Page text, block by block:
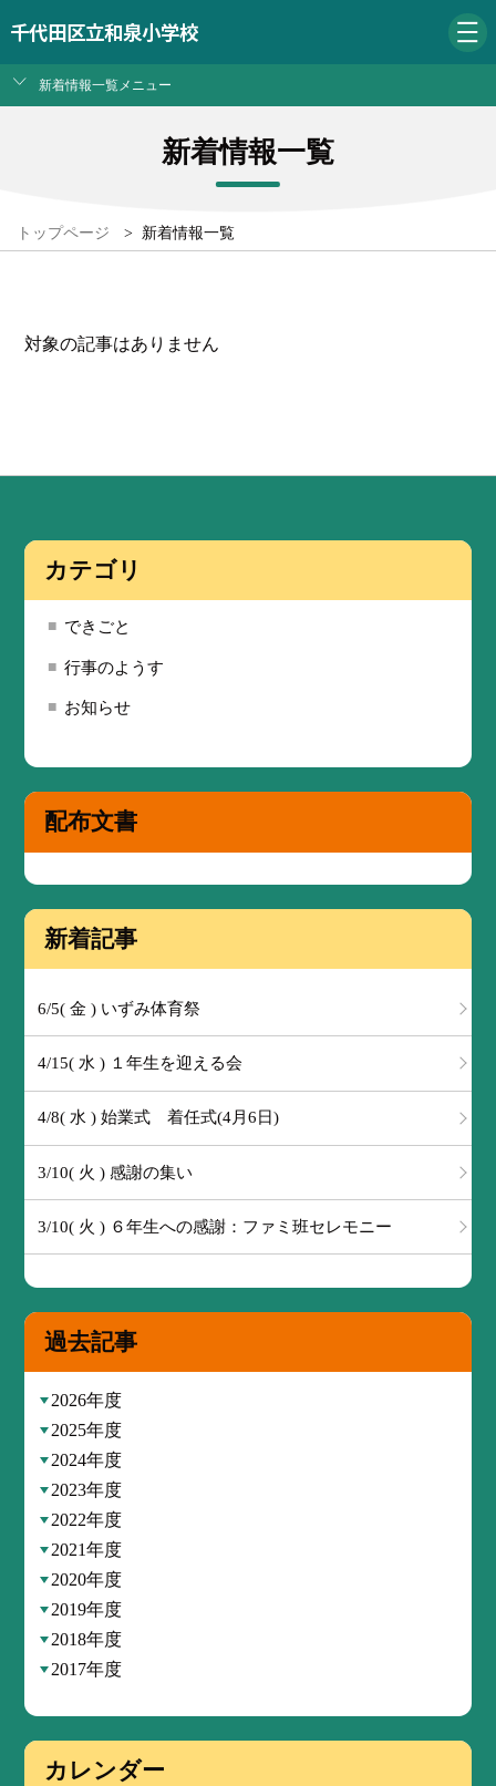
千代田区立和泉小学校
新着情報一覧メニュー
新着情報一覧
トップページ > 新着情報一覧
対象の記事はありません
カテゴリ
できごと
行事のようす
お知らせ
配布文書
新着記事
6/5( 金 ) いずみ体育祭
4/15( 水 ) １年生を迎える会
4/8( 水 ) 始業式 着任式(4月6日)
3/10( 火 ) 感謝の集い
3/10( 火 ) ６年生への感謝：ファミ班セレモニー
過去記事
2026年度
2025年度
2024年度
2023年度
2022年度
2021年度
2020年度
2019年度
2018年度
2017年度
カレンダー